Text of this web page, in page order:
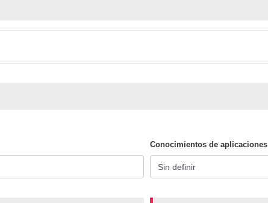
Conocimientos de aplicaciones